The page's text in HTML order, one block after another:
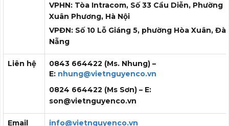
VPHN: Tòa Intracom, Số 33 Cầu Diễn, Phường
Xuân Phương, Hà Nội
VPĐN: Số 10 Lỗ Giáng 5, phường Hòa Xuân, Đà
Nẵng
Liên hệ
0843 664422 (Ms. Nhung) –
E: nhung@vietnguyenco.vn
0824 664422 (Ms Sơn) – E:
son@vietnguyenco.vn
Email info@vietnguyenco.vn